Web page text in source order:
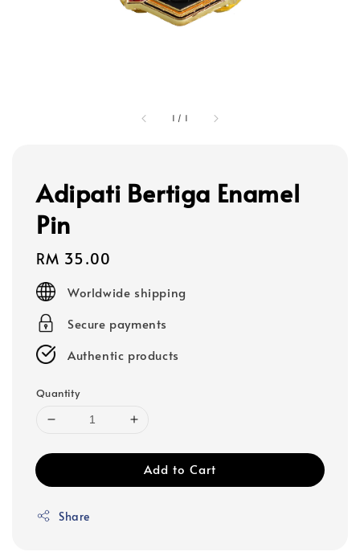
1 / 1
Adipati Bertiga Enamel
Pin
Regular
price
RM 35.00
Worldwide shipping
Secure payments
Authentic products
Quantity
Add to Cart
Share